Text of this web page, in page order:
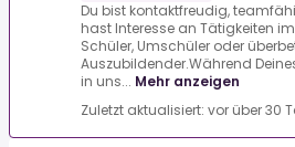
Du bist kontaktfreudig,
hast Interesse an Tätigkeiten
Schüler, Umschüler oder
Auszubildender.Während
in uns... Mehr anzeigen
Zuletzt aktualisiert: vor über 30